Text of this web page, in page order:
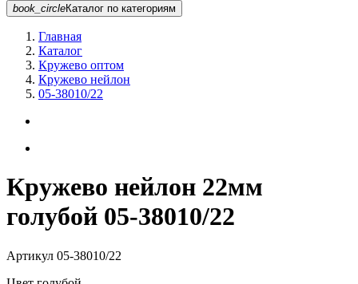
book_circleКаталог по категориям
Главная
Каталог
Кружево оптом
Кружево нейлон
05-38010/22
Кружево нейлон 22мм
голубой 05-38010/22
Артикул 05-38010/22